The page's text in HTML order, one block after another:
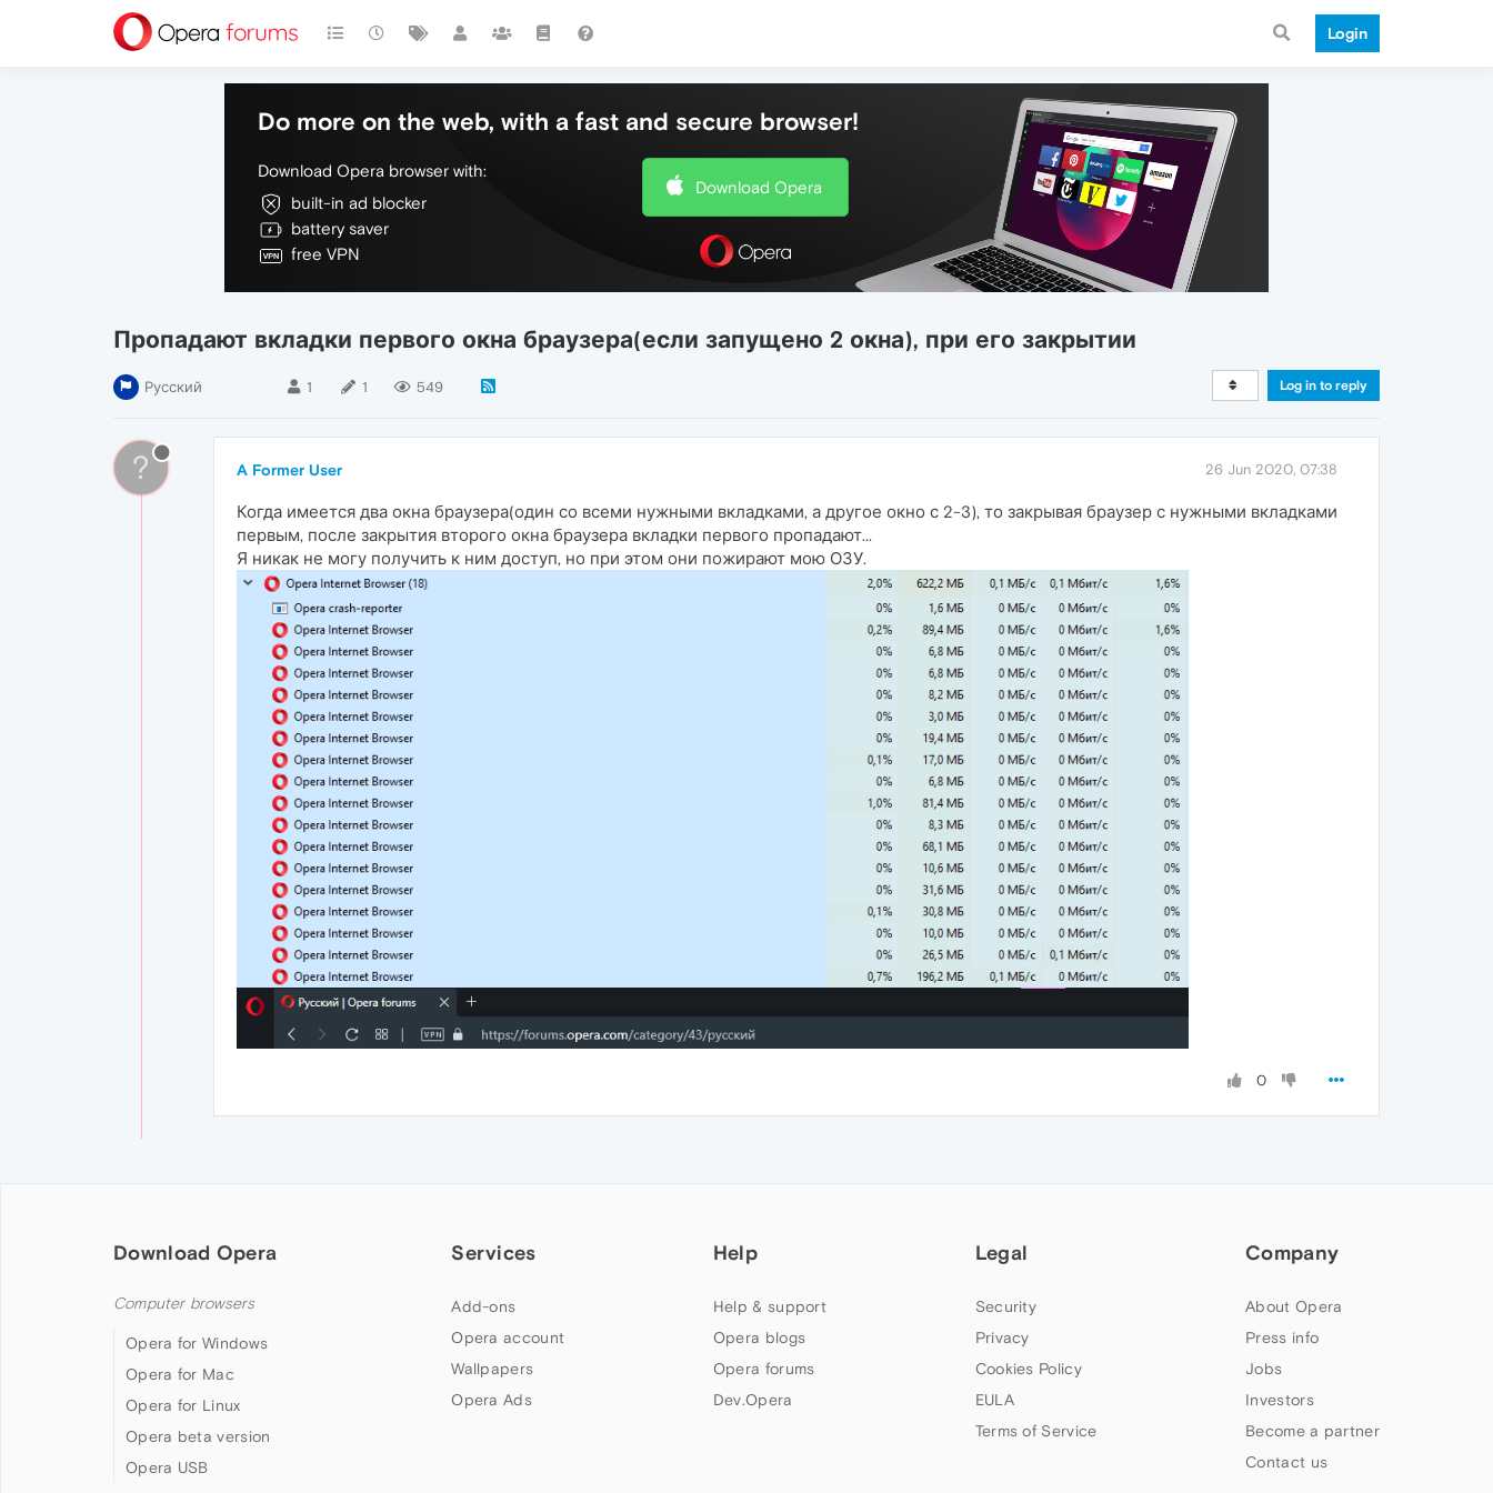
Login
Do more on the web, with a fast and secure browser!
Download Opera browser with:
built-in ad blocker
battery saver
free VPN
Download Opera
Пропадают вкладки первого окна браузера(если запущено 2 окна), при его закрытии
Русский 1 1 549 Log in to reply
? A Former User 26 Jun 2020, 07:38
Когда имеется два окна браузера(один со всеми нужными вкладками, а другое окно с 2-3), то закрывая браузер с нужными вкладками
первым, после закрытия второго окна браузера вкладки первого пропадают...
Я никак не могу получить к ним доступ, но при этом они пожирают мою ОЗУ.
0
Download Opera
Computer browsers
Opera for Windows
Opera for Mac
Opera for Linux
Opera beta version
Opera USB
Services
Add-ons
Opera account
Wallpapers
Opera Ads
Help
Help & support
Opera blogs
Opera forums
Dev.Opera
Legal
Security
Privacy
Cookies Policy
EULA
Terms of Service
Company
About Opera
Press info
Jobs
Investors
Become a partner
Contact us